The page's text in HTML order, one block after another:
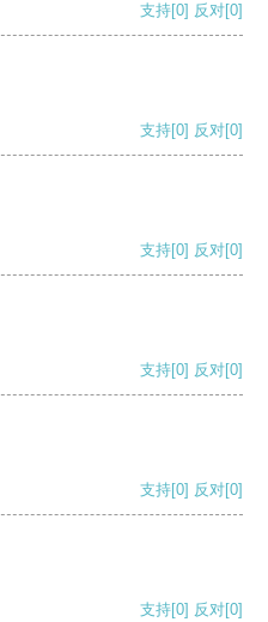
支持[0] 反对[0]
支持[0] 反对[0]
支持[0] 反对[0]
支持[0] 反对[0]
支持[0] 反对[0]
支持[0] 反对[0]